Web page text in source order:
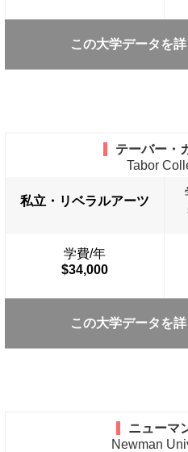
この大学データを
テーバー・
Tabor
私立・リベラルアーツ
学費/年
$34,000
この大学データを
ニューマ
Newman